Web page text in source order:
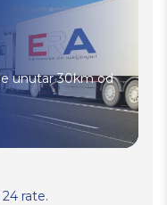
unutar 30km od
rate.